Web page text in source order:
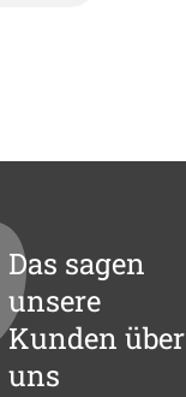
Das sagen
unsere
Kunden über
uns